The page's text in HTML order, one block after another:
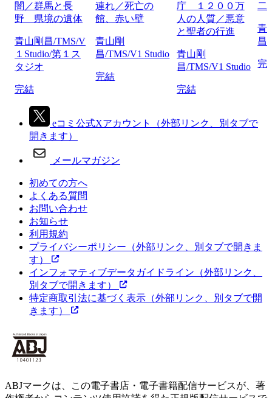
闇／群馬と長
野 県境の遺体
青山剛昌/TMS/V
１Studio/第１ス
タジオ
完結
連れ／死亡の
館、赤い壁
青山剛
昌/TMS/V1 Studio
完結
庁 １２００万
人の人質／悪意
と聖者の行進
青山剛
昌/TMS/V1 Studio
完結
二
青
昌
完
eコミ公式Xアカウント
（外部リンク、別タブで
開きます）
メールマガジン
初めての方へ
よくある質問
お問い合わせ
お知らせ
利用規約
プライバシーポリシー （外部リンク、別タブで開きま
す）
インフォマティブデータガイドライン （外部リンク、
別タブで開きます）
特定商取引法に基づく表示 （外部リンク、別タブで開
きます）
ABJマークは、この電子書店・電子書籍配信サービスが、著